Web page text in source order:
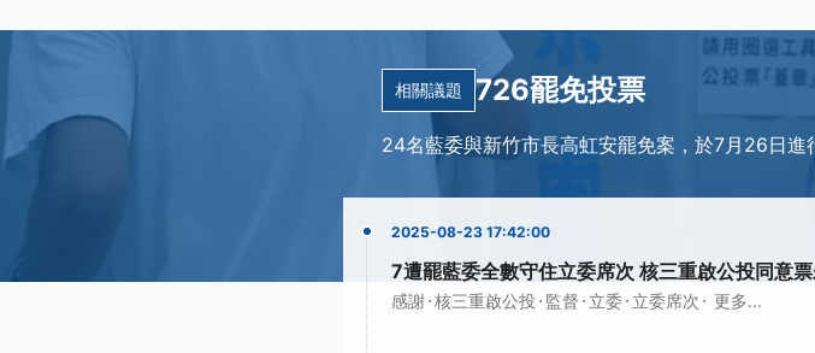
相關議題 726罷免投票
24名藍委與新竹市長高虹安罷免案，於7月26日進
2025-08-23 17:42:00
7遭罷藍委全數守住立委席次 核三重啟公投同意
感謝·核三重啟公投 · 監督 · 立委· 立委席次 · 更多...